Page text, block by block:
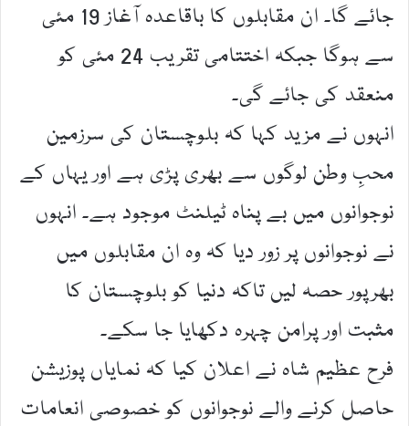
جائے گا۔ ان مقابلوں کا باقاعدہ آغاز 19 مئی
سے ہوگا جبکہ اختتامی تقریب 24 مئی کو
منعقد کی جائے گی۔
انہوں نے مزید کہا کہ بلوچستان کی سرزمین
محبِ وطن لوگوں سے بھری پڑی ہے اور یہاں کے
نوجوانوں میں بے پناہ ٹیلنٹ موجود ہے۔ انہوں
نے نوجوانوں پر زور دیا کہ وہ ان مقابلوں میں
بھرپور حصہ لیں تاکہ دنیا کو بلوچستان کا
مثبت اور پرامن چہرہ دکھایا جا سکے۔
فرح عظیم شاہ نے اعلان کیا کہ نمایاں پوزیشن
حاصل کرنے والے نوجوانوں کو خصوصی انعامات